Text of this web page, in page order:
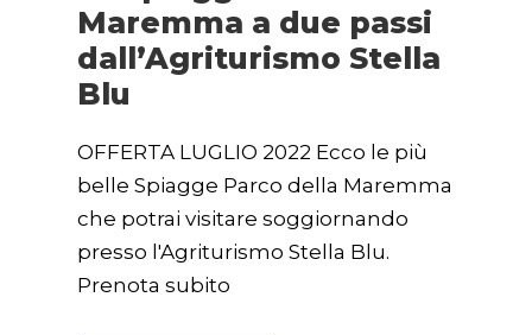
Maremma a due passi
dall’Agriturismo Stella
Blu
OFFERTA LUGLIO 2022 Ecco le più
belle Spiagge Parco della Maremma
che potrai visitare soggiornando
presso l'Agriturismo Stella Blu.
Prenota subito